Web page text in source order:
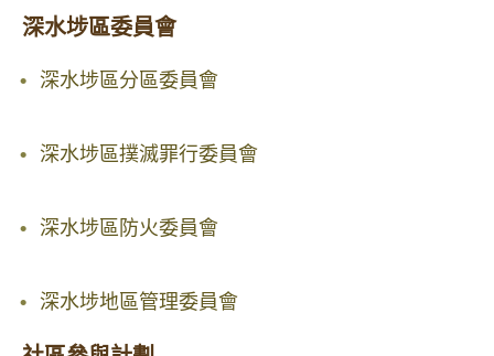
深水埗區委員會
深水埗區分區委員會
深水埗區撲滅罪行委員會
深水埗區防火委員會
深水埗地區管理委員會